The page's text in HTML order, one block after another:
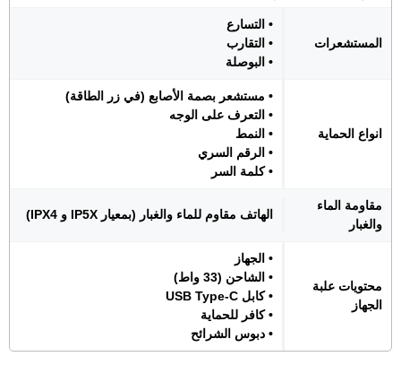
المستشعرات
• التسارع
• التقارب
• البوصلة
انواع الحماية
• مستشعر بصمة الأصابع (في زر الطاقة)
• التعرف على الوجه
• النمط
• الرقم السري
• كلمة السر
مقاومة الماء
والغبار
الهاتف مقاوم للماء والغبار (بمعيار IP5X و IPX4)
محتويات علبة
الجهاز
• الجهاز
• الشاحن (33 واط)
• كابل USB Type-C
• كافر للحماية
• دبوس الشرائح